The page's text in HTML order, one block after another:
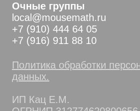
Очные группы
local@mousemath.ru
+7 (910) 444 64 05
+7 (916) 911 88 10
Политика обработки
данных.
ИП Кац Е.М.